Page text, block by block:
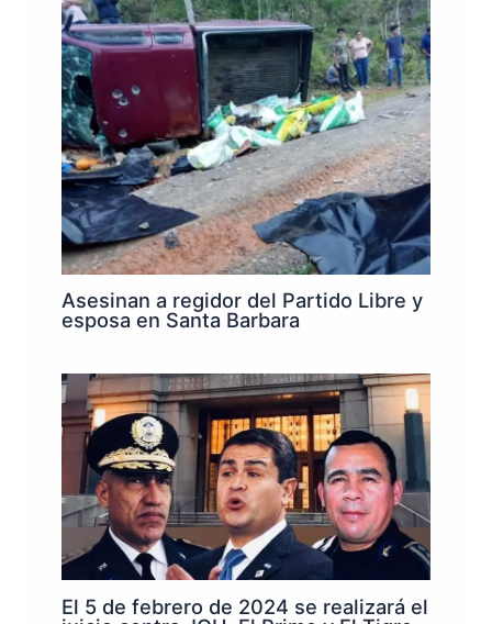
Asesinan a regidor del Partido Libre y
esposa en Santa Barbara
El 5 de febrero de 2024 se realizará el